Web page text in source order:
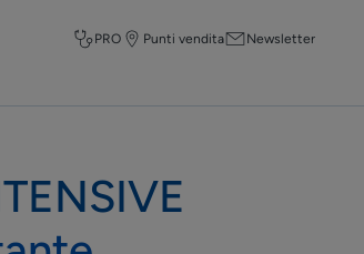
PRO Punti vendita Newsletter